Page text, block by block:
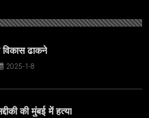
ढाकने
2025-1-8
की मुंबई में हत्या